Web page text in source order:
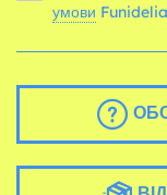
умови